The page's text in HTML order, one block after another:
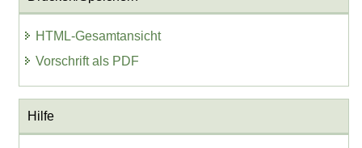
HTML-Gesamtansicht
Vorschrift als PDF
Hilfe